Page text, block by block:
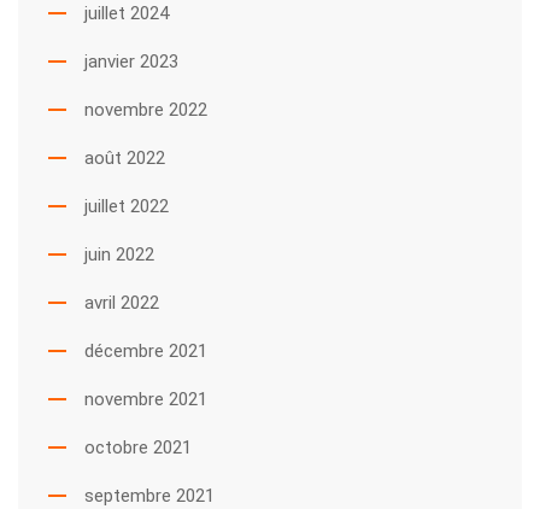
juillet 2024
janvier 2023
novembre 2022
août 2022
juillet 2022
juin 2022
avril 2022
décembre 2021
novembre 2021
octobre 2021
septembre 2021